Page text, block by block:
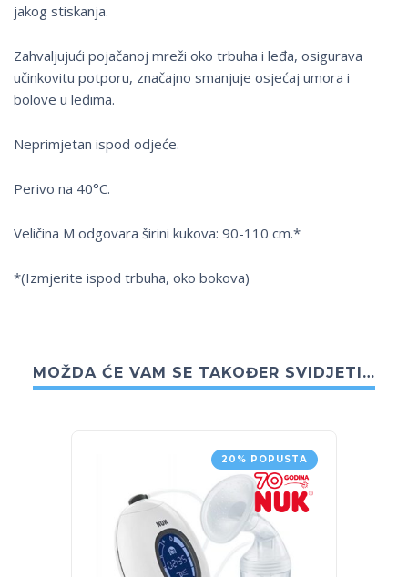
jakog stiskanja.
Zahvaljujući pojačanoj mreži oko trbuha i leđa, osigurava
učinkovitu potporu, značajno smanjuje osjećaj umora i
bolove u leđima.
Neprimjetan ispod odjeće.
Perivo na 40°C.
Veličina M odgovara širini kukova: 90-110 cm.*
*(Izmjerite ispod trbuha, oko bokova)
MOŽDA ĆE VAM SE TAKOĐER SVIDJETI…
20% POPUSTA